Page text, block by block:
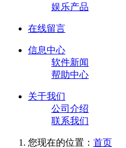
娱乐产品
在线留言
信息中心
软件新闻
帮助中心
关于我们
公司介绍
联系我们
您现在的位置： 首页